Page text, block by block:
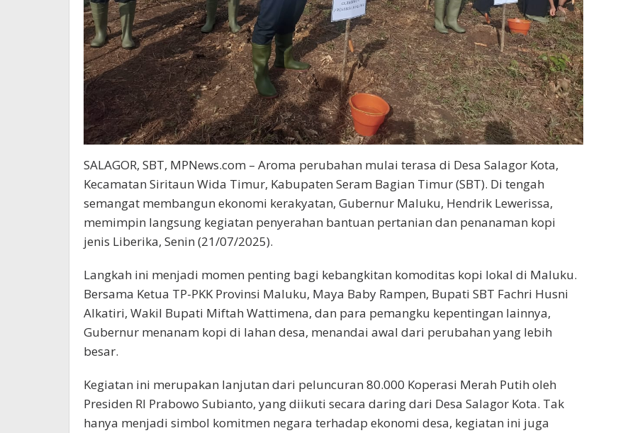
SALAGOR, SBT, MPNews.com – Aroma perubahan mulai terasa di Desa Salagor Kota,
Kecamatan Siritaun Wida Timur, Kabupaten Seram Bagian Timur (SBT). Di tengah
semangat membangun ekonomi kerakyatan, Gubernur Maluku, Hendrik Lewerissa,
memimpin langsung kegiatan penyerahan bantuan pertanian dan penanaman kopi
jenis Liberika, Senin (21/07/2025).
Langkah ini menjadi momen penting bagi kebangkitan komoditas kopi lokal di Maluku.
Bersama Ketua TP-PKK Provinsi Maluku, Maya Baby Rampen, Bupati SBT Fachri Husni
Alkatiri, Wakil Bupati Miftah Wattimena, dan para pemangku kepentingan lainnya,
Gubernur menanam kopi di lahan desa, menandai awal dari perubahan yang lebih
besar.
Kegiatan ini merupakan lanjutan dari peluncuran 80.000 Koperasi Merah Putih oleh
Presiden RI Prabowo Subianto, yang diikuti secara daring dari Desa Salagor Kota. Tak
hanya menjadi simbol komitmen negara terhadap ekonomi desa, kegiatan ini juga